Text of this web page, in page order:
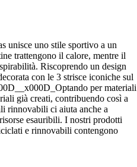
unisce uno stile sportivo a un
trattengono il calore, mentre il
Riscoprendo un design
con le 3 strisce iconiche sul
per materiali
già creati, contribuendo così a
rinnovabili ci aiuta anche a
esauribili. I nostri prodotti
e rinnovabili contengono